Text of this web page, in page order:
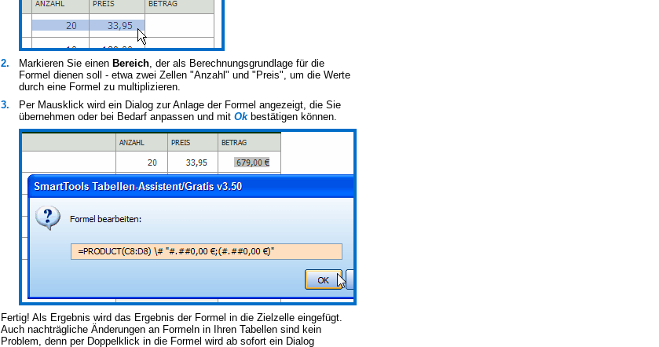
2. Markieren Sie einen Bereich, der als Berechnungsgrundlage für die
Formel dienen soll - etwa zwei Zellen "Anzahl" und "Preis", um die Werte
durch eine Formel zu multiplizieren.
3.
Per Mausklick wird ein Dialog zur Anlage der Formel angezeigt, die Sie
übernehmen oder bei Bedarf anpassen und mit Okbestätigen können.
Fertig! Als Ergebnis wird das Ergebnis der Formel in die Zielzelle eingefügt.
Auch nachträgliche Änderungen an Formeln in Ihren Tabellen sind kein
Problem, denn per Doppelklick in die Formel wird ab sofort ein Dialog